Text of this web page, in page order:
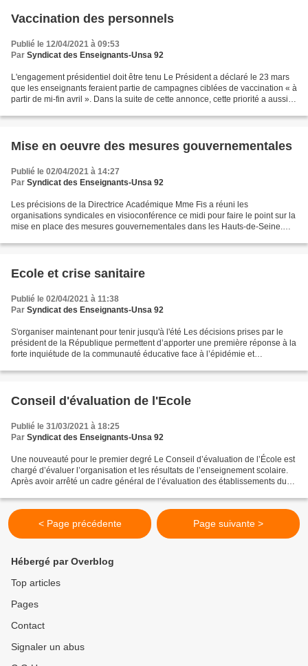
Vaccination des personnels
Publié le 12/04/2021 à 09:53
Par Syndicat des Enseignants-Unsa 92
L'engagement présidentiel doit être tenu Le Président a déclaré le 23 mars
que les enseignants feraient partie de campagnes ciblées de vaccination « à
partir de mi-fin avril ». Dans la suite de cette annonce, cette priorité a aussitôt
Mise en oeuvre des mesures gouvernementales
Publié le 02/04/2021 à 14:27
Par Syndicat des Enseignants-Unsa 92
Les précisions de la Directrice Académique Mme Fis a réuni les
organisations syndicales en visioconférence ce midi pour faire le point sur la
mise en place des mesures gouvernementales dans les Hauts-de-Seine.
Ecole et crise sanitaire
Publié le 02/04/2021 à 11:38
Par Syndicat des Enseignants-Unsa 92
S'organiser maintenant pour tenir jusqu'à l'été Les décisions prises par le
président de la République permettent d’apporter une première réponse à la
forte inquiétude de la communauté éducative face à l’épidémie et
Conseil d'évaluation de l'Ecole
Publié le 31/03/2021 à 18:25
Par Syndicat des Enseignants-Unsa 92
Une nouveauté pour le premier degré Le Conseil d’évaluation de l’École est
chargé d’évaluer l’organisation et les résultats de l’enseignement scolaire.
Après avoir arrêté un cadre général de l’évaluation des établissements du
< Page précédente Page suivante >
Hébergé par Overblog
Top articles
Pages
Contact
Signaler un abus